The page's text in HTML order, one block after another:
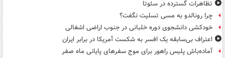
تظاهرات گسترده در سئوتا
چرا رونالدو به مسی تسلیت نگفت؟
خودکشی دانشجوی دوره خلبانی در جنوب اراضی اشغالی
اعتراف بی‌سابقه یک افسر به شکست آمریکا در برابر ایران
آماده‌باش پلیس راهور برای موج سفرهای پایانی ماه صفر